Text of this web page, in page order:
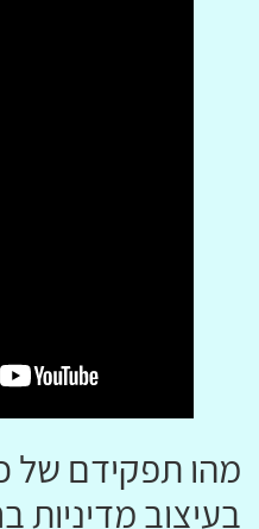
מהו תפקידם של
בעיצוב מדיניות